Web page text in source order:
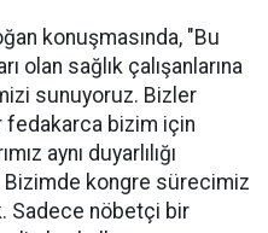
konuşmasında, "Bu
olan sağlık çalışanlarına
sunuyoruz. Bizler
bizim için
aynı duyarlılığı
kongre sürecimiz
Sadece nöbetçi bir